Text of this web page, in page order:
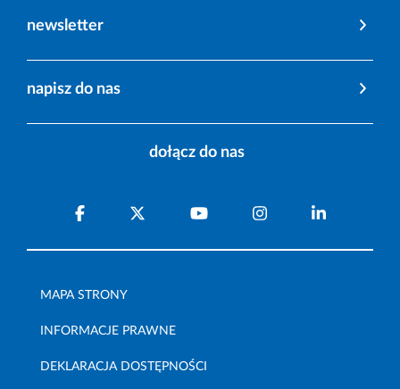
newsletter
napisz do nas
dołącz do nas
MAPA STRONY
INFORMACJE PRAWNE
DEKLARACJA DOSTĘPNOŚCI